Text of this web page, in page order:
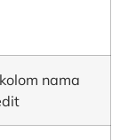
nama